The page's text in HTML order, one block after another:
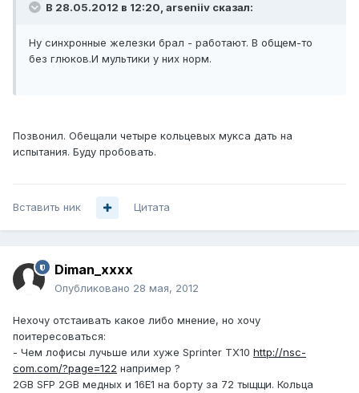
В 28.05.2012 в 12:20, arseniiv сказал:
Ну синхронные железки брал - работают. В общем-то
без глюков.И мультики у них норм.
Позвонил. Обещали четыре кольцевых мукса дать на
испытания. Буду пробовать.
Вставить ник Цитата
Diman_xxxx
Опубликовано 28 мая, 2012
Нехочу отстаивать какое либо мнение, но хочу
поитересоваться:
- Чем лофисы лучьше или хуже Sprinter TX10 http://nsc-
com.com/?page=122 например ?
2GB SFP 2GB медных и 16E1 на борту за 72 тыщщи. Кольца